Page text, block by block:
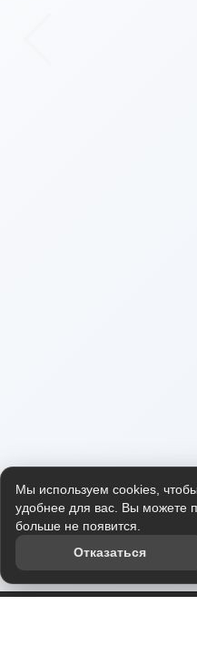
Мы используем cookies,
удобнее для вас. Вы можете
больше не появится.
Отказаться